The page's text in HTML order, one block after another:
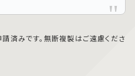
済みです。無断複製はご遠慮くださ